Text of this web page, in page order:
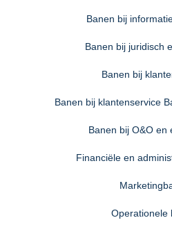
Banen bij
Banen bij juridisch
Banen bij
Banen bij klantenservice
Banen bij O&O en
Financiële en
Operationele